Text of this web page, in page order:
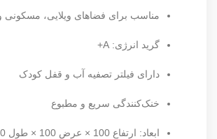
مناسب برای فضاهای ویلایی، مسکونی
گرید انرژی: A+
دارای فیلتر تصفیه آب و قفل کودک
خنک‌کنندگی سریع و مطبوع
ابعاد: